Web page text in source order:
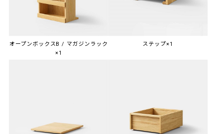
オープンボックスB / マガジンラック
×1
ステップ×1